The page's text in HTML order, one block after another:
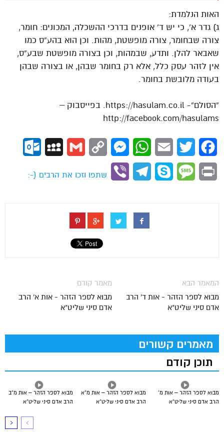
האות הנלמדת:
ג) גדר א’, כי יש ד’ אופנים בדרכי ההשכלה, המכונים: חומר,
צורה שבחומר, צורה מופשטת, מהות. וכן הוא בהע”ס כמו
שאבאר להלן. ותדע, שבמהות, וכן בצורה מופשטת שבע”ס,
אין לזהר עסק כלל, אלא רק בחומר שבהן, או בצורה שבהן
בעודה מלובשת בחומר.
“הסולם”- https://hasulam.co.il. בפייסבוק –
http://facebook.com/hasulams
Facebook
Twitter
Email
WhatsApp
Messenger
Copy
Gmail
MySpace
Print
Message
Skype
Telegram
Viber
שתפו וזכו את הרבים (-:
מאמר קודם
מבוא לספר הזהר - אות א' הרב
אדם סיני שליט"א
המאמר הבא
מבוא לספר הזהר - אות ד' הרב
אדם סיני שליט"א
מאמרים קשורים
תוכן קודם
מבוא לספר הזהר – אות מ”ב
הרב אדם סיני שליט”א
מבוא לספר הזהר – אות מ”א
הרב אדם סיני שליט”א
מבוא לספר הזהר – אות מ’
הרב אדם סיני שליט”א